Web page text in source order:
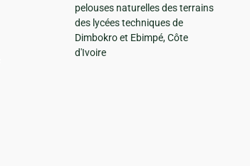
pelouses naturelles des terrains
des lycées techniques de
Dimbokro et Ebimpé, Côte
d'Ivoire